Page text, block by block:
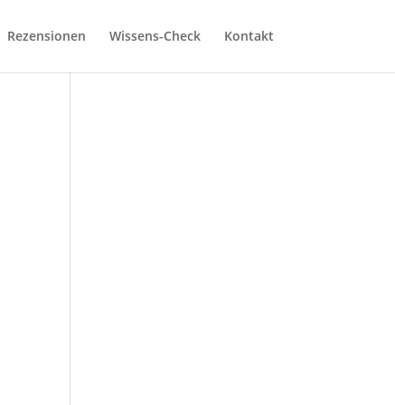
Rezensionen Wissens-Check Kontakt